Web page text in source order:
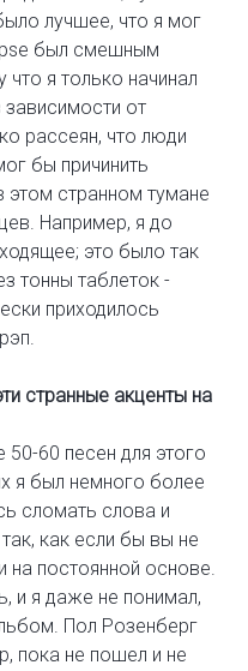
лучшее, что я мог
был смешным
я только начинал
зависимости от
рассеян, что люди
бы причинить
странном тумане
Например, я до
это было так
тонны таблеток -
приходилось
странные акценты на
60 песен для этого
я был немного более
сломать слова и
как если бы вы не
на постоянной основе.
и я даже не понимал,
Пол Розенберг
пока не пошел и не